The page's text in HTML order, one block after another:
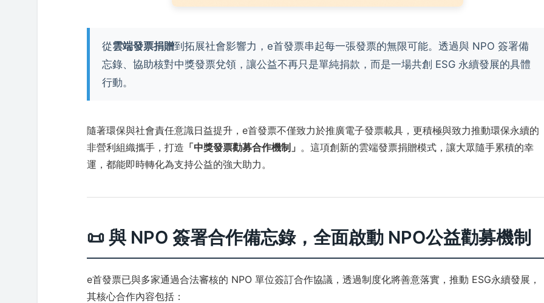
從雲端發票捐贈到拓展社會影響力，e首發票串起每一張發票的無限可能。透過與 NPO 簽署備
忘錄、協助核對中獎發票兌領，讓公益不再只是單純捐款，而是一場共創 ESG 永續發展的具體
行動。
隨著環保與社會責任意識日益提升，e首發票不僅致力於推廣電子發票載具，更積極與致力推動環保永續的
非營利組織攜手，打造 「中獎發票勸募合作機制」 。這項創新的雲端發票捐贈模式，讓大眾隨手累積的幸
運，都能即時轉化為支持公益的強大助力。
📜 與 NPO 簽署合作備忘錄，全面啟動 NPO公益勸募機制
e首發票已與多家通過合法審核的 NPO 單位簽訂合作協議，透過制度化將善意落實，推動 ESG永續發展，
其核心合作內容包括：